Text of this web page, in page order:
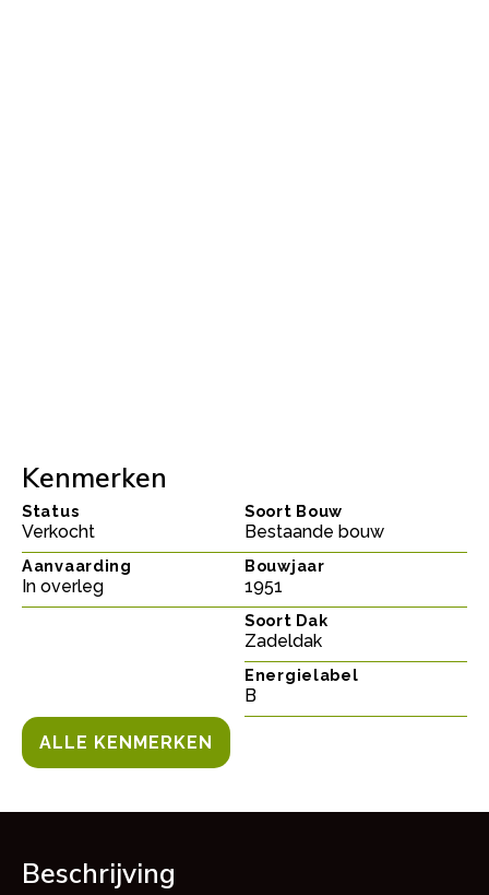
Kenmerken
Status
Verkocht
Aanvaarding
In overleg
Soort Bouw
Bestaande bouw
Bouwjaar
1951
Soort Dak
Zadeldak
Energielabel
B
ALLE KENMERKEN
Beschrijving